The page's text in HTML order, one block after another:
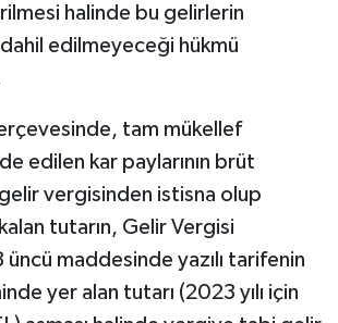
halinde bu gelirlerin
edilmeyeceği hükmü
tam mükellef
edilen kar paylarının brüt
gelir vergisinden istisna olup
tutarın, Gelir Vergisi
üncü maddesinde yazılı tarifenin
yer alan tutarı (2023 yılı için